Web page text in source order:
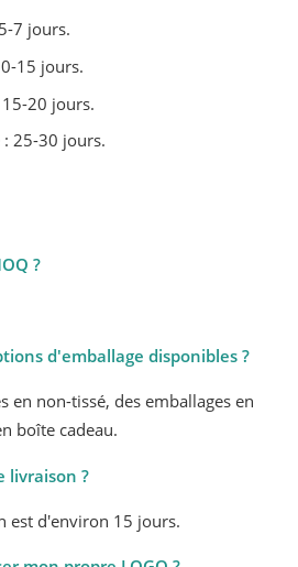
7 jours.
15 jours.
20 jours.
25-30 jours.
?
d'emballage disponibles ?
en non-tissé, des emballages en
boîte cadeau.
livraison ?
est d'environ 15 jours.